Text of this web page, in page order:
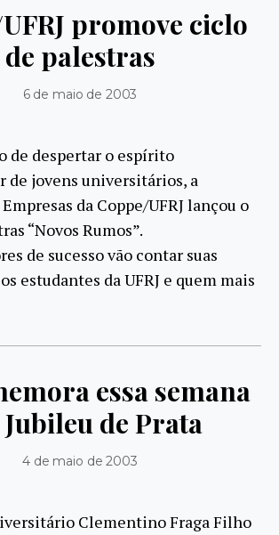
promove ciclo
de palestras
6 de maio de 2003
de despertar o espírito
de jovens universitários, a
da Coppe/UFRJ lançou o
“Novos Rumos”.
de sucesso vão contar suas
estudantes da UFRJ e quem mais
essa semana
Jubileu de Prata
4 de maio de 2003
Clementino Fraga Filho